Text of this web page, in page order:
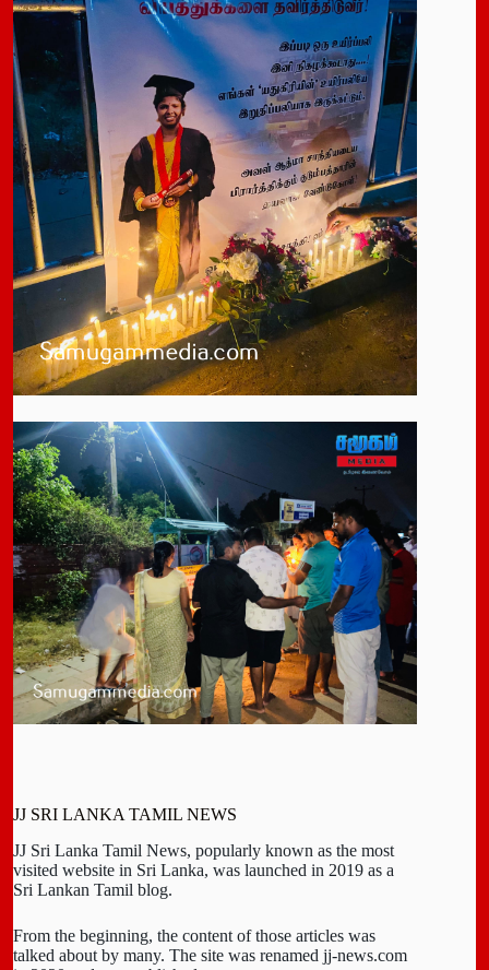
JJ SRI LANKA TAMIL NEWS
JJ Sri Lanka Tamil News, popularly known as the most
visited website in Sri Lanka, was launched in 2019 as a
Sri Lankan Tamil blog.
From the beginning, the content of those articles was
talked about by many. The site was renamed jj-news.com